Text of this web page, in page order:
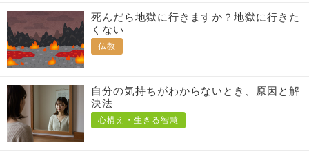
死んだら地獄に行きますか？地獄に行きた
くない
仏教
自分の気持ちがわからないとき、原因と解
決法
心構え・生きる智慧